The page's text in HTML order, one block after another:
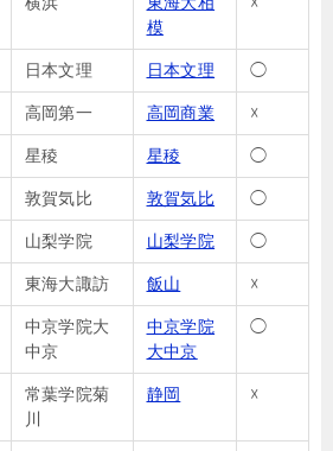
模
日本文理 日本文理 ◯
高岡第一 高岡商業 ☓
星稜 星稜 ◯
敦賀気比 敦賀気比 ◯
山梨学院 山梨学院 ◯
東海大諏訪 飯山 ☓
中京学院大
中京
中京学院
大中京
◯
常葉学院菊
川
静岡 ☓